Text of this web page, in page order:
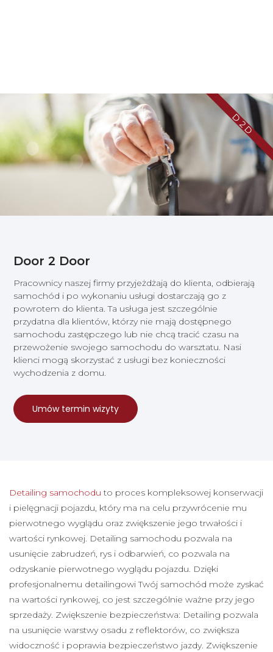
Door 2 Door
Pracownicy naszej firmy przyjeżdżają do klienta, odbierają
samochód i po wykonaniu usługi dostarczają go z
powrotem do klienta. Ta usługa jest szczególnie
przydatna dla klientów, którzy nie mają dostępnego
samochodu zastępczego lub nie chcą tracić czasu na
przewożenie swojego samochodu do warsztatu. Nasi
klienci mogą skorzystać z usługi bez konieczności
wychodzenia z domu.
Umów termin wizyty
D 2 D
Detailing samochodu to proces kompleksowej konserwacji
i pielęgnacji pojazdu, który ma na celu przywrócenie mu
pierwotnego wyglądu oraz zwiększenie jego trwałości i
wartości rynkowej. Detailing samochodu pozwala na
usunięcie zabrudzeń, rys i odbarwień, co pozwala na
odzyskanie pierwotnego wyglądu pojazdu. Dzięki
profesjonalnemu detailingowi Twój samochód może zyskać
na wartości rynkowej, co jest szczególnie ważne przy jego
sprzedaży. Zwiększenie bezpieczeństwa: Detailing pozwala
na usunięcie warstwy osadu z reflektorów, co zwiększa
widoczność i poprawia bezpieczeństwo jazdy. Zwiększenie